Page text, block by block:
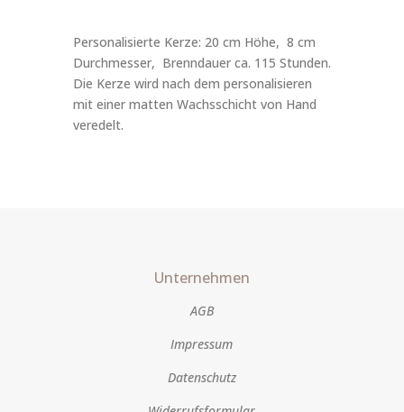
Personalisierte Kerze: 20 cm Höhe, 8 cm
Durchmesser, Brenndauer ca. 115 Stunden.
Die Kerze wird nach dem personalisieren
mit einer matten Wachsschicht von Hand
veredelt.
Unternehmen
AGB
Impressum
Datenschutz